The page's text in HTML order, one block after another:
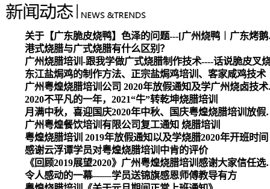
关于【广
港式烧腊与广式烧腊有什么区别？
广州烧腊培训-跟我学做广式烧腊制作技术----话说脆皮叉
东江盐焗鸡的制作方法、正宗盐焗鸡培训、客家咸鸡技术
广州粤煌
2020不平凡的一年，2021“牛”转乾坤烧腊培训
月满中秋，喜迎
广州粤煌餐饮培训有限公司复工通知 烧腊培训
粤煌烧腊培训 2019年放假通知以及学烧腊2020年开班时间
感谢云浮谭学员对粤煌烧腊培训中肯的评价
《回顾2019展望
令人感动的一幕——学员送锦旗感恩师傅教导有方